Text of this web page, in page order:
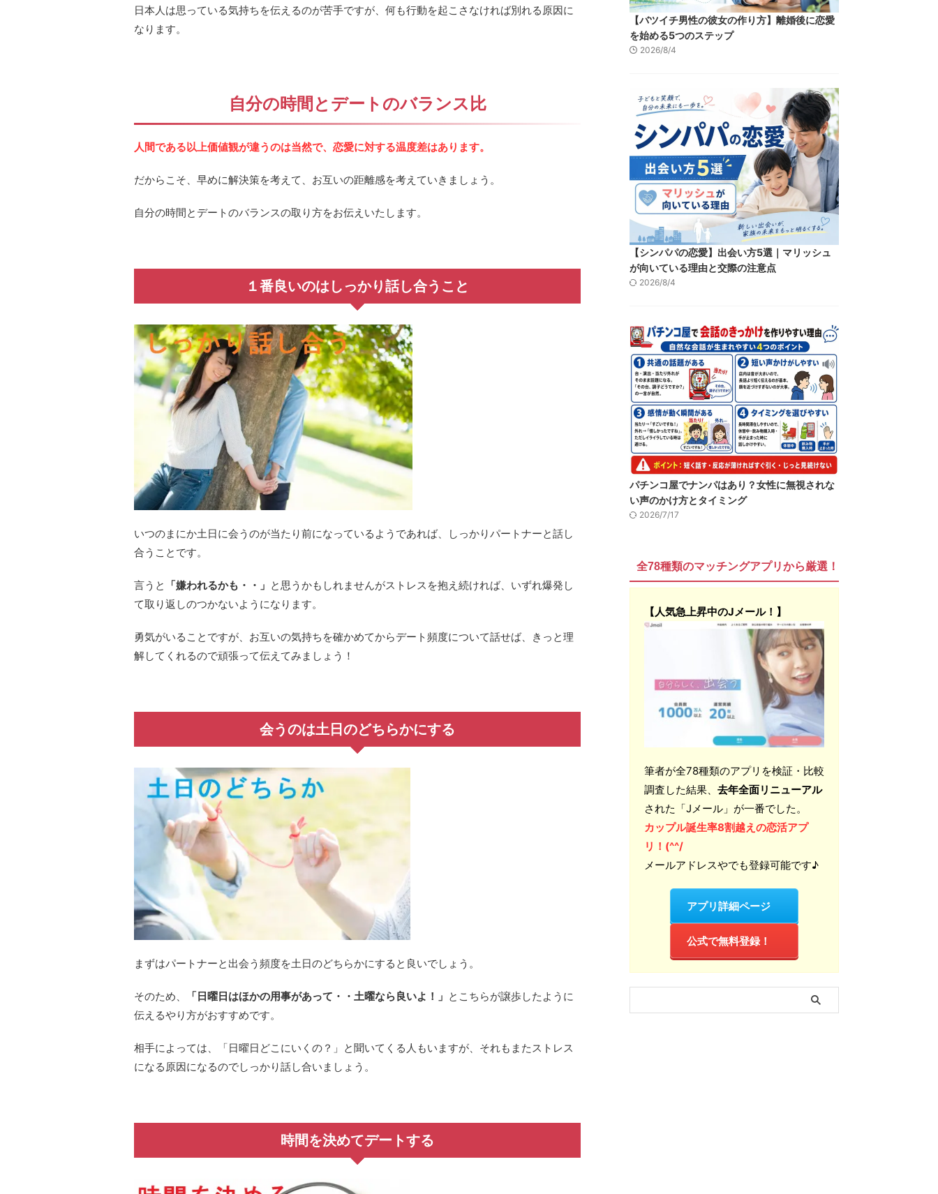
日本人は思っている気持ちを伝えるのが苦手ですが、何も行動を起こさなければ別れる原因に
なります。
自分の時間とデートのバランス比
人間である以上価値観が違うのは当然で、恋愛に対する温度差はあります。
だからこそ、早めに解決策を考えて、お互いの距離感を考えていきましょう。
自分の時間とデートのバランスの取り方をお伝えいたします。
１番良いのはしっかり話し合うこと
いつのまにか土日に会うのが当たり前になっているようであれば、しっかりパートナーと話し
合うことです。
言うと 「嫌われるかも・・」 と思うかもしれませんがストレスを抱え続ければ、いずれ爆発し
て取り返しのつかないようになります。
勇気がいることですが、お互いの気持ちを確かめてからデート頻度について話せば、きっと理
解してくれるので頑張って伝えてみましょう！
会うのは土日のどちらかにする
まずはパートナーと出会う頻度を土日のどちらかにすると良いでしょう。
そのため、 「日曜日はほかの用事があって・・土曜なら良いよ！」 とこちらが譲歩したように
伝えるやり方がおすすめです。
相手によっては、「日曜日どこにいくの？」と聞いてくる人もいますが、それもまたストレス
になる原因になるのでしっかり話し合いましょう。
時間を決めてデートする
【バツイチ男性の彼女の作り方】離婚後に恋愛
を始める5つのステップ
2026/8/4
【シンパパの恋愛】出会い方5選｜マリッシュ
が向いている理由と交際の注意点
2026/8/4
パチンコ屋でナンパはあり？女性に無視されな
い声のかけ方とタイミング
2026/7/17
全78種類のマッチングアプリから厳選！
【人気急上昇中のJメール！】
筆者が全78種類のアプリを検証・比較
調査した結果、 去年全面リニューアル
された「Jメール」が一番でした。
カップル誕生率8割越えの恋活アプ
リ！(^^/
メールアドレスやでも登録可能です♪
アプリ詳細ページ
公式で無料登録！